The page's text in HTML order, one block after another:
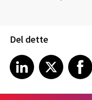
Del dette
Share article on LinkedIn
LinkedIn
Share article on XShare